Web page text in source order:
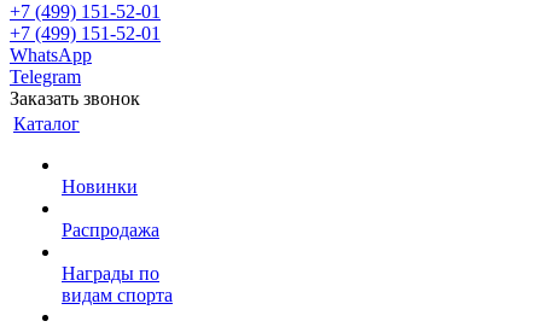
+7 (499) 151-52-01
+7 (499) 151-52-01
WhatsApp
Telegram
Заказать звонок
Каталог
Новинки
Распродажа
Награды по
видам спорта